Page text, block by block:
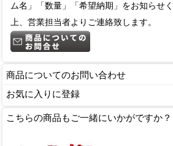
ム名」「数量」「希望納期」をお知らせ
上、営業担当者よりご連絡致します。
商品についてのお問い合わせ
お気に入りに登録
こちらの商品もご一緒にいかがですか？